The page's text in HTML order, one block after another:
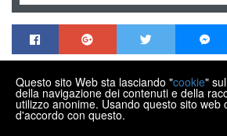
MENDEK NEKRETNINE
Trg Matije Gupca 21, Varaždin HR-
+385 99 430 9770
Questo sito Web sta lasciando "cookie"
della navigazione dei contenuti e della
utilizzo anonime. Usando questo sito web
d'accordo con questo.